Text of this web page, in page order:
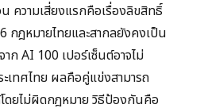
น ความเสี่ยงแรกคือเรื่องลิขสิทธิ์
กฎหมายไทยและสากลยังคงเป็น
ก AI 100 เปอร์เซ็นต์อาจไม่
เทศไทย ผลคือคู่แข่งสามารถ
ดยไม่ผิดกฎหมาย วิธีป้องกันคือ